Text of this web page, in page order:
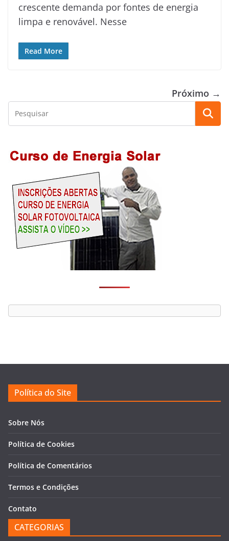
crescente demanda por fontes de energia
limpa e renovável. Nesse
Read More
Próximo →
Política do Site
Sobre Nós
Política de Cookies
Política de Comentários
Termos e Condições
Contato
CATEGORIAS